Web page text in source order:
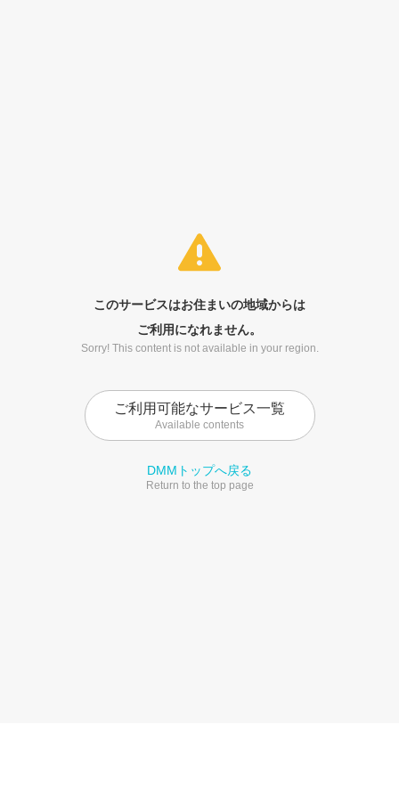
このサービスはお住まいの地域からは
ご利用になれません。
Sorry! This content is not available in your region.
ご利用可能なサービス一覧
Available contents
DMMトップへ戻る
Return to the top page